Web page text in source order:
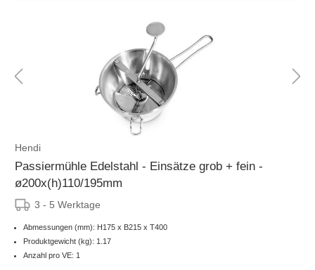
Hendi
Passiermühle Edelstahl - Einsätze grob + fein -
ø200x(h)110/195mm
3 - 5 Werktage
Abmessungen (mm): H175 x B215 x T400
Produktgewicht (kg): 1.17
Anzahl pro VE: 1